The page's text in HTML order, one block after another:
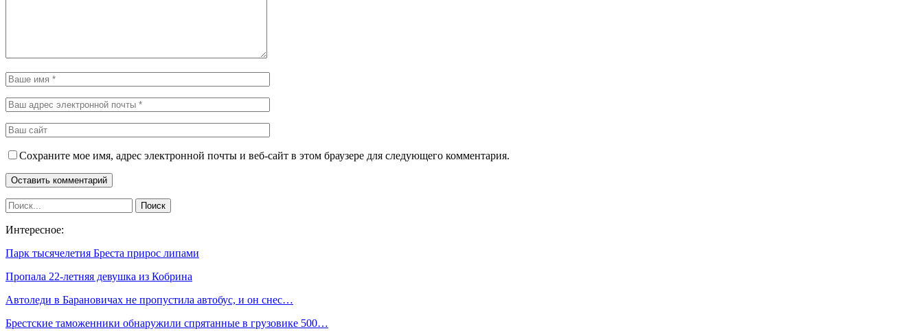
Сохраните мое имя, адрес электронной почты и веб-сайт в этом браузере для следующего комментария.
Интересное:
Парк тысячелетия Бреста прирос липами
Пропала 22-летняя девушка из Кобрина
Автоледи в Барановичах не пропустила автобус, и он снес…
Брестские таможенники обнаружили спрятанные в грузовике 500…